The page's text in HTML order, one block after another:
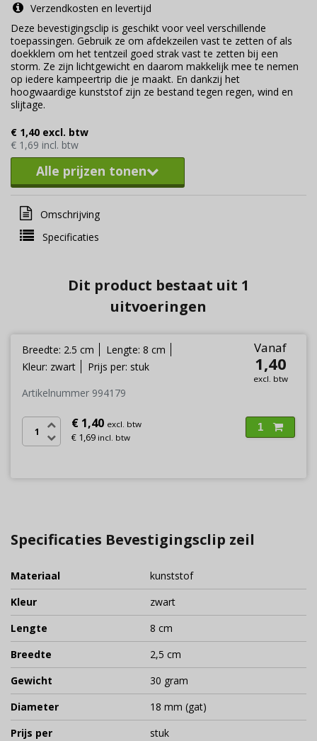
Verzendkosten en levertijd
Deze bevestigingsclip is geschikt voor veel verschillende
toepassingen. Gebruik ze om afdekzeilen vast te zetten of als
doekklem om het tentzeil goed strak vast te zetten bij een
storm. Ze zijn lichtgewicht en daarom makkelijk mee te nemen
op iedere kampeertrip die je maakt. En dankzij het
hoogwaardige kunststof zijn ze bestand tegen regen, wind en
slijtage.
€ 1,40 excl. btw
€ 1,69 incl. btw
Alle prijzen tonen
Omschrijving
Specificaties
Dit product bestaat uit 1
uitvoeringen
Breedte: 2.5 cm
Lengte: 8 cm
Kleur: zwart
Prijs per: stuk
Vanaf
1,40
excl. btw
Artikelnummer 994179
€ 1,40 excl. btw
€ 1,69 incl. btw
1
Specificaties Bevestigingsclip zeil
Materiaal
kunststof
Kleur
zwart
Lengte
8 cm
Breedte
2,5 cm
Gewicht
30 gram
Diameter
18 mm (gat)
Prijs per
stuk